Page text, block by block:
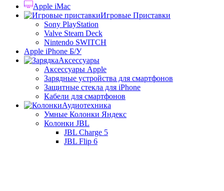
Apple iMac
Игровые Приставки
Sony PlayStation
Valve Steam Deck
Nintendo SWITCH
Apple iPhone Б/У
Аксессуары
Аксессуары Apple
Зарядные устройства для смартфонов
Защитные стекла для iPhone
Кабели для смартфонов
Аудиотехника
Умные Колонки Яндекс
Колонки JBL
JBL Charge 5
JBL Flip 6